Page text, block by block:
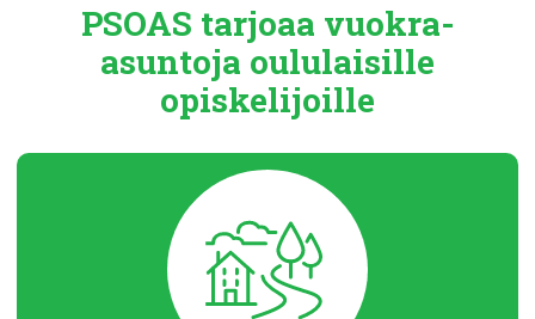
PSOAS tarjoaa vuokra-
asuntoja oululaisille
opiskelijoille